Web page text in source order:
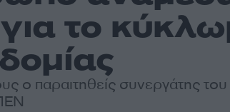
το
ο παραιτηθείς συνεργάτης του